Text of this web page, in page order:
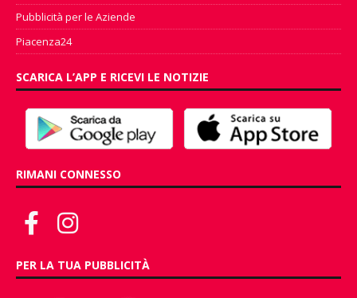
Pubblicità per le Aziende
Piacenza24
SCARICA L’APP E RICEVI LE NOTIZIE
RIMANI CONNESSO
PER LA TUA PUBBLICITÀ